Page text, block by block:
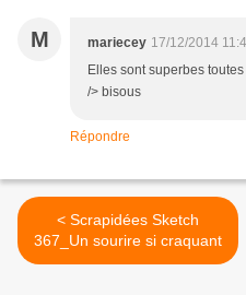
M mariecey 17/12/2014
Elles sont superbes
/> bisous
Répondre
< Scrapidées Sketch
367_Un sourire si craquant